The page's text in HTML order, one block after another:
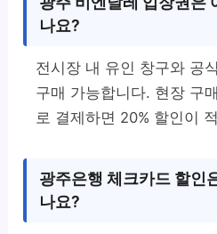
나요?
전시장 내 유인 창구와 공
구매 가능합니다. 현장 구
로 결제하면 20% 할인이
광주은행 체크카드 할인
나요?